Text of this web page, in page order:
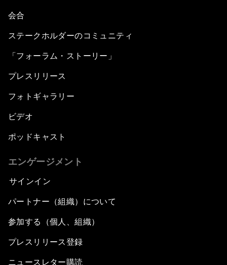
会合
ステークホルダーのコミュニティ
「フォーラム・ストーリー」
プレスリリース
フォトギャラリー
ビデオ
ポッドキャスト
エンゲージメント
サインイン
パートナー（組織）について
参加する（個人、組織）
プレスリリース登録
ニュースレター購読